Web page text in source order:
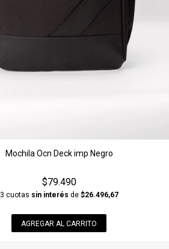
Mochila Ocn Deck imp Negro
$79.490
3 cuotas sin interés de $26.496,67
AGREGAR AL CARRITO